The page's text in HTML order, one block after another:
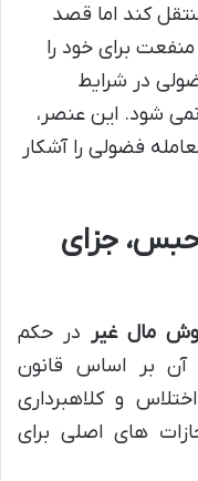
کند اما قصد
برای خود را
در شرایط
شود. این عنصر،
فضولی را آشکار
جزای
مال غیر در حکم
آن بر اساس قانون
و کلاهبرداری
مجازات های اصلی برای